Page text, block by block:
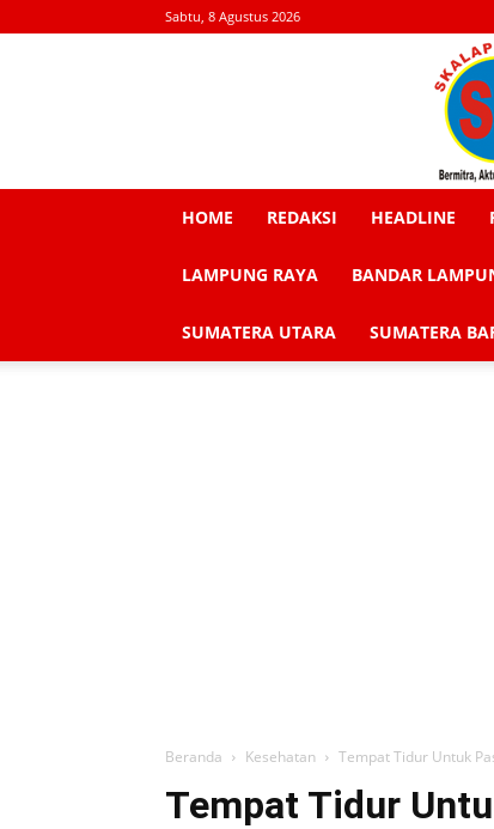
Sabtu, 8 Agustus 2026
HOME REDAKSI HEADLINE
LAMPUNG RAYA BANDAR
SUMATERA UTARA SUMATERA
Beranda Kesehatan Tempat Tidur Untuk
Tempat Tidur